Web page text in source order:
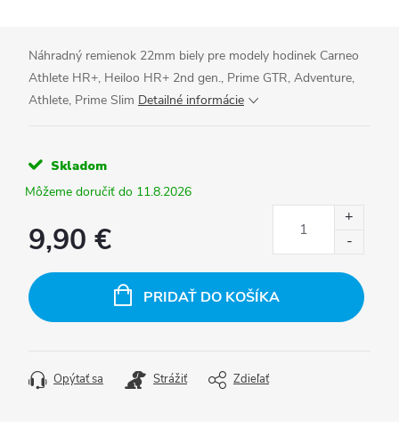
Náhradný remienok 22mm biely pre modely hodinek Carneo
Athlete HR+, Heiloo HR+ 2nd gen., Prime GTR, Adventure,
Athlete, Prime Slim Detailné informácie
Skladom
11.8.2026
9,90 €
cena:
PRIDAŤ DO KOŠÍKA
Opýtať sa Strážiť Zdieľať